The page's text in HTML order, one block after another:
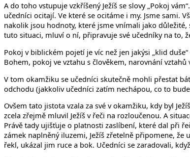
A do toho vstupuje vzkříšený Ježíš se slovy „Pokoj
učedníci ocitají. Ve které se ocitáme i my. Jsme sami.
nakolik jsou hodnoty, které jsme vnímali jako
tuto situaci, mluví o ní, připravuje své učedníky na to,
Pokoj v biblickém pojetí je víc než jen jakýsi „klid
Bohem, pokoj ve vztahu s člověkem, narovnání
V tom okamžiku se učedníci skutečně mohli přestat
odchodu (jakkoliv učedníci zatím nechápou, co to
Ovšem tato jistota vzala za své v okamžiku, kdy byl
zcela zřejmě mluvil Ježíš v řeči na rozloučenou. A
Právě tady ujišťuje o platnosti zaslíbení, které dal při
zámek naplněný iluzemi, Ježíš zřetelně připomene,
řekl, ukázal jim ruce a bok. Učedníci se zaradovali,